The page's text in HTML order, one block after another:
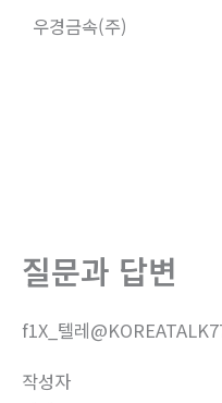
우경금속(주)
질문과 답변
f1X_텔레
작성자